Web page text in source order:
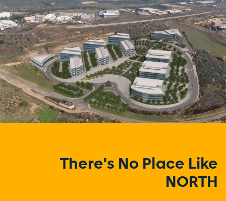
There's No Place Like
NORTH